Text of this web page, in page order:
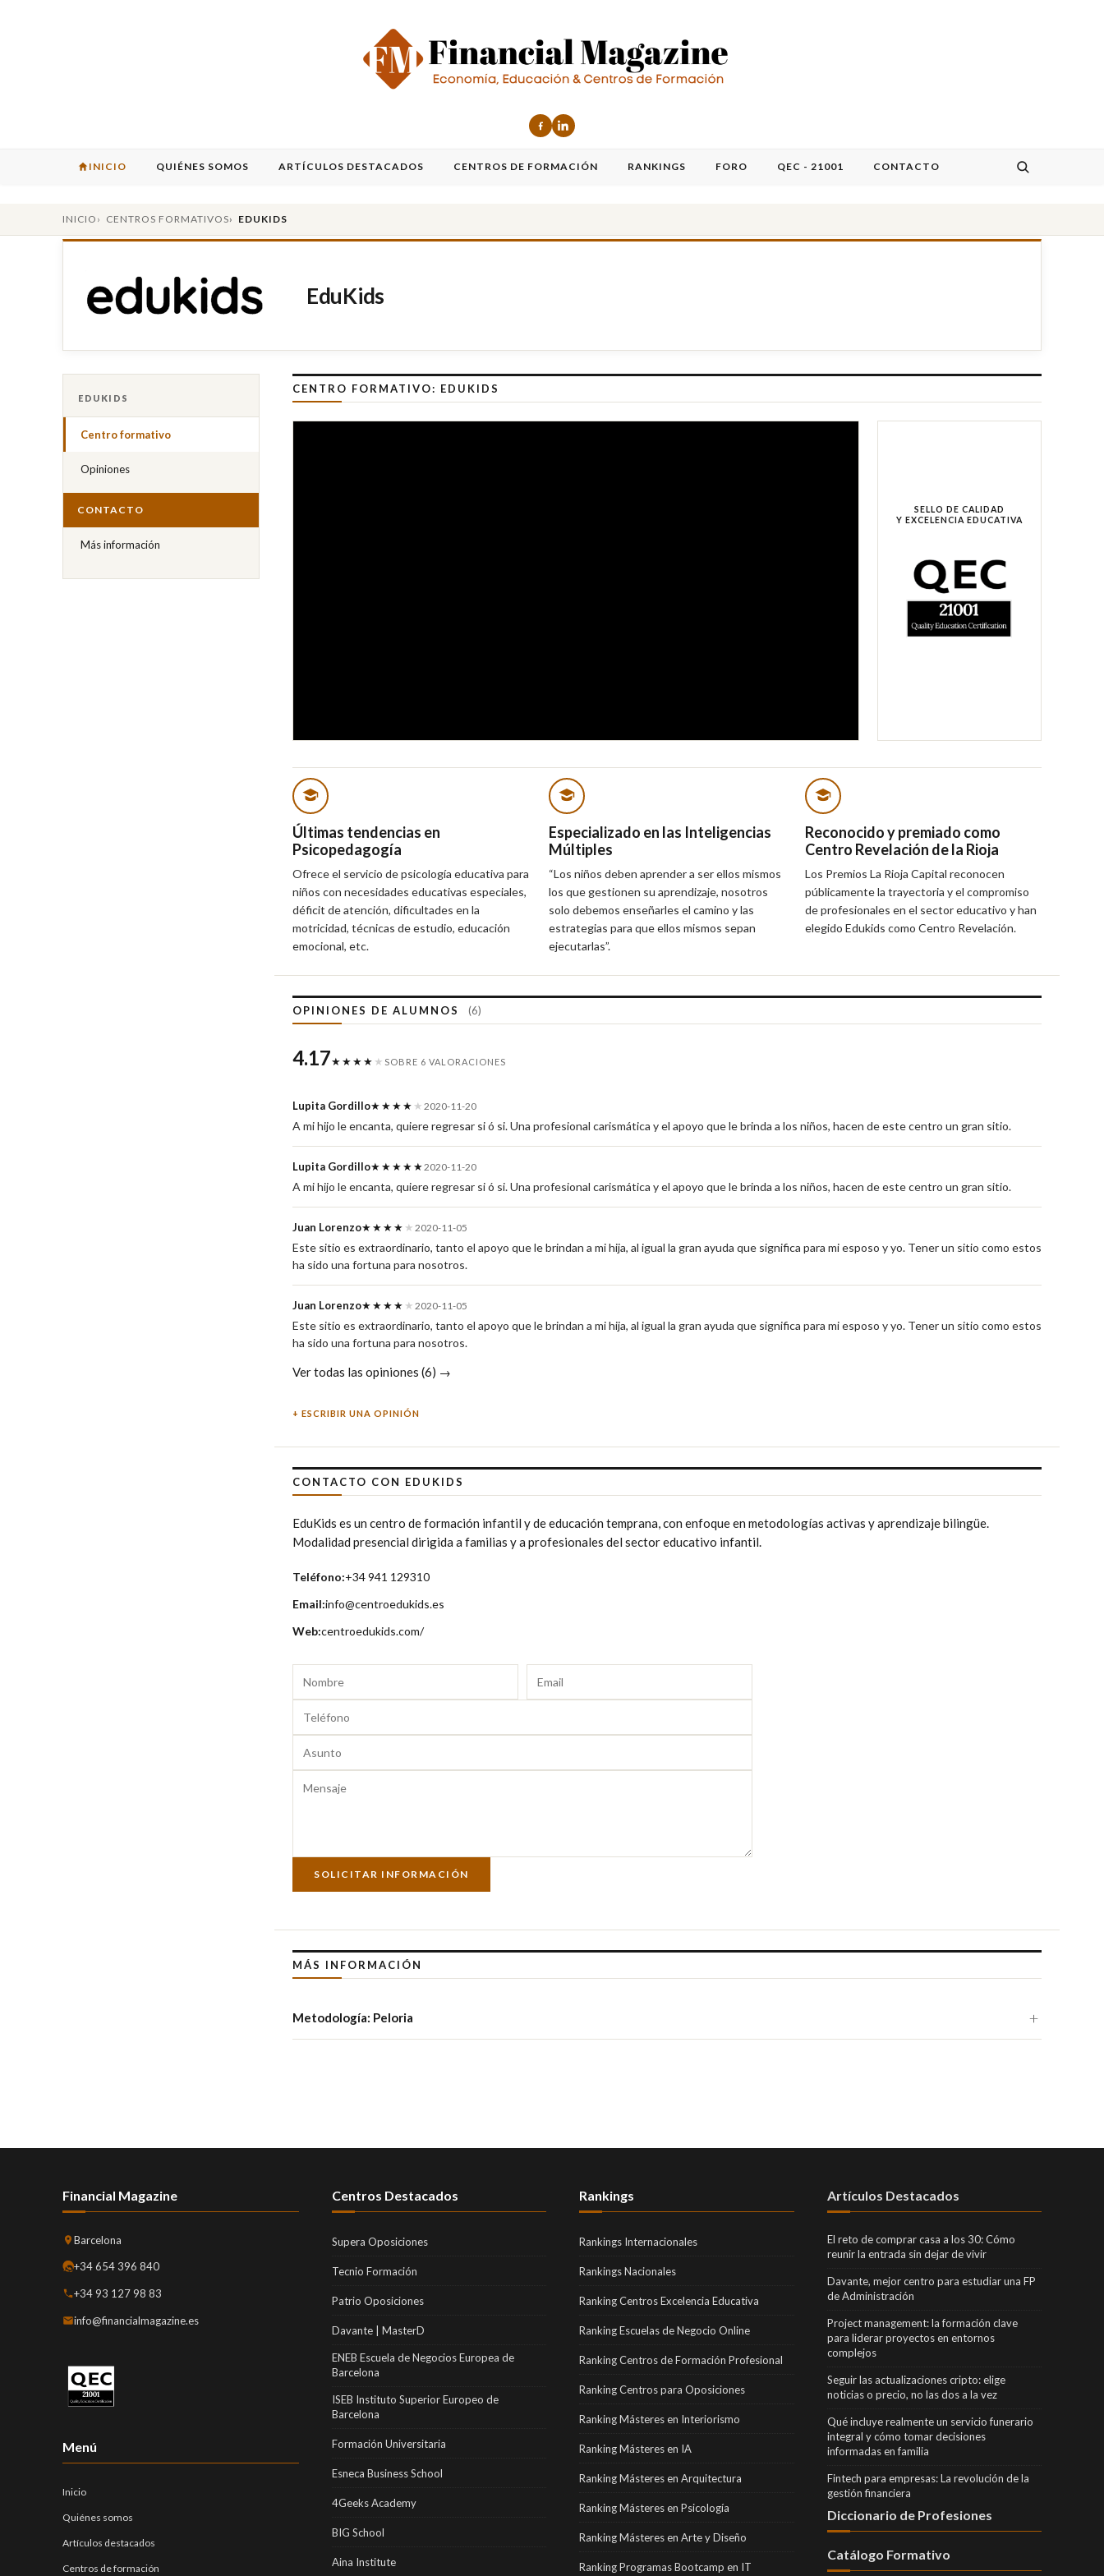
INICIO QUIÉNES SOMOS ARTÍCULOS DESTACADOS CENTROS DE FORMACIÓN RANKINGS FORO QEC - 21001 CONTACTO
INICIO CENTROS FORMATIVOS EDUKIDS
EduKids
EDUKIDS
Centro formativo
Opiniones
CONTACTO
Más información
CENTRO FORMATIVO: EDUKIDS
SELLO DE CALIDAD
Y EXCELENCIA EDUCATIVA
Últimas tendencias en
Psicopedagogía
Ofrece el servicio de psicología educativa para
niños con necesidades educativas especiales,
déficit de atención, dificultades en la
motricidad, técnicas de estudio, educación
emocional, etc.
Especializado en las Inteligencias
Múltiples
“Los niños deben aprender a ser ellos mismos
los que gestionen su aprendizaje, nosotros
solo debemos enseñarles el camino y las
estrategias para que ellos mismos sepan
ejecutarlas”.
Reconocido y premiado como
Centro Revelación de la Rioja
Los Premios La Rioja Capital reconocen
públicamente la trayectoria y el compromiso
de profesionales en el sector educativo y han
elegido Edukids como Centro Revelación.
OPINIONES DE ALUMNOS (6)
4.17★★★★ ★ SOBRE 6 VALORACIONES
Lupita Gordillo★★★★ ★ 2020-11-20
A mi hijo le encanta, quiere regresar si ó si. Una profesional carismática y el apoyo que le brinda a los niños, hacen de este centro un gran sitio.
Lupita Gordillo★★★★★2020-11-20
A mi hijo le encanta, quiere regresar si ó si. Una profesional carismática y el apoyo que le brinda a los niños, hacen de este centro un gran sitio.
Juan Lorenzo★★★★ ★ 2020-11-05
Este sitio es extraordinario, tanto el apoyo que le brindan a mi hija, al igual la gran ayuda que significa para mi esposo y yo. Tener un sitio como estos
ha sido una fortuna para nosotros.
Juan Lorenzo★★★★ ★ 2020-11-05
Este sitio es extraordinario, tanto el apoyo que le brindan a mi hija, al igual la gran ayuda que significa para mi esposo y yo. Tener un sitio como estos
ha sido una fortuna para nosotros.
Ver todas las opiniones (6) →
ESCRIBIR UNA OPINIÓN
CONTACTO CON EDUKIDS
EduKids es un centro de formación infantil y de educación temprana, con enfoque en metodologías activas y aprendizaje bilingüe.
Modalidad presencial dirigida a familias y a profesionales del sector educativo infantil.
Teléfono:+34 941 129310
Email:info@centroedukids.es
Web:centroedukids.com/
SOLICITAR INFORMACIÓN
MÁS INFORMACIÓN
Metodología: Peloria
Financial Magazine
Barcelona
+34 654 396 840
+34 93 127 98 83
info@financialmagazine.es
Menú
Inicio
Quiénes somos
Artículos destacados
Centros de formación
Centros Destacados
Supera Oposiciones
Tecnio Formación
Patrio Oposiciones
Davante | MasterD
ENEB Escuela de Negocios Europea de
Barcelona
ISEB Instituto Superior Europeo de
Barcelona
Formación Universitaria
Esneca Business School
4Geeks Academy
BIG School
Aina Institute
Rankings
Rankings Internacionales
Rankings Nacionales
Ranking Centros Excelencia Educativa
Ranking Escuelas de Negocio Online
Ranking Centros de Formación Profesional
Ranking Centros para Oposiciones
Ranking Másteres en Interiorismo
Ranking Másteres en IA
Ranking Másteres en Arquitectura
Ranking Másteres en Psicología
Ranking Másteres en Arte y Diseño
Ranking Programas Bootcamp en IT
Artículos Destacados
El reto de comprar casa a los 30: Cómo
reunir la entrada sin dejar de vivir
Davante, mejor centro para estudiar una FP
de Administración
Project management: la formación clave
para liderar proyectos en entornos
complejos
Seguir las actualizaciones cripto: elige
noticias o precio, no las dos a la vez
Qué incluye realmente un servicio funerario
integral y cómo tomar decisiones
informadas en familia
Fintech para empresas: La revolución de la
gestión financiera
Diccionario de Profesiones
Catálogo Formativo